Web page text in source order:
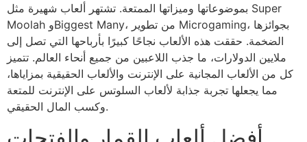
بموضوعاتها وميزاتها الممتعة. تشتهر ألعاب شهيرة مثل Super
Moolah وBiggest Many، من تطوير Microgaming، بجوائزها
الضخمة. حققت هذه الألعاب نجاحًا كبيرًا بأرباحها التي تصل إلى
ملايين الدولارات، ما جذب اللاعبين من جميع أنحاء العالم. تتميز
كل من الألعاب المجانية على الإنترنت والألعاب الحقيقية بمزاياها،
مما يجعلها تجربة جذابة لألعاب السلوتس على الإنترنت للمتعة
وكسب المال الحقيقي.